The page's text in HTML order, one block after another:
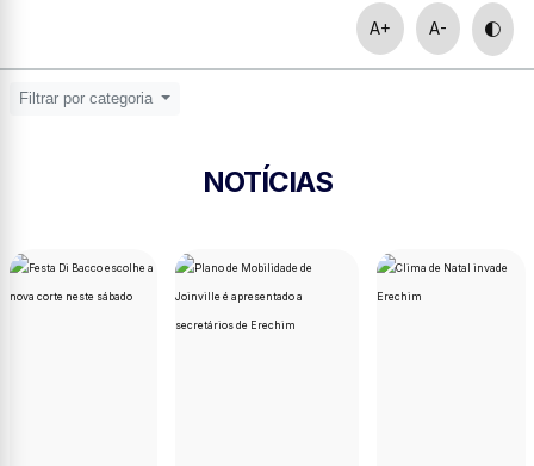
A+ A-
Filtrar por categoria
NOTÍCIAS